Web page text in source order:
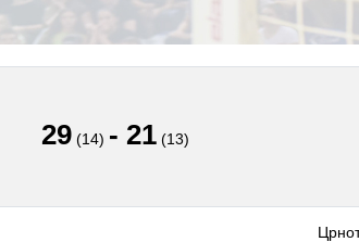
29 (14) - 21 (13)